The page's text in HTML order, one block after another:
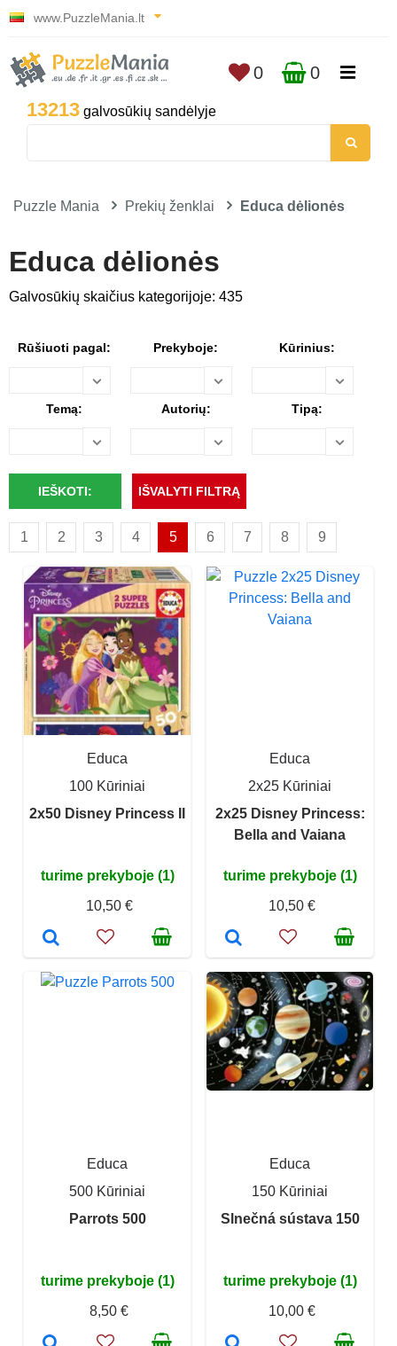
www.PuzzleMania.lt
13213 galvosūkių sandėlyje
0 0
Puzzle Mania Prekių ženklai Educa dėlionės
Educa dėlionės
Galvosūkių skaičius kategorijoje: 435
Rūšiuoti pagal: Prekyboje: Kūrinius:
Temą: Autorių: Tipą:
1 2 3 4 5 6 7 8 9
Educa
100 Kūriniai
2x50 Disney Princess II
turime prekyboje (1)
10,50 €
Educa
2x25 Kūriniai
2x25 Disney Princess:
Bella and Vaiana
turime prekyboje (1)
10,50 €
Educa
500 Kūriniai
Parrots 500
turime prekyboje (1)
8,50 €
Educa
150 Kūriniai
Slnečná sústava 150
turime prekyboje (1)
10,00 €